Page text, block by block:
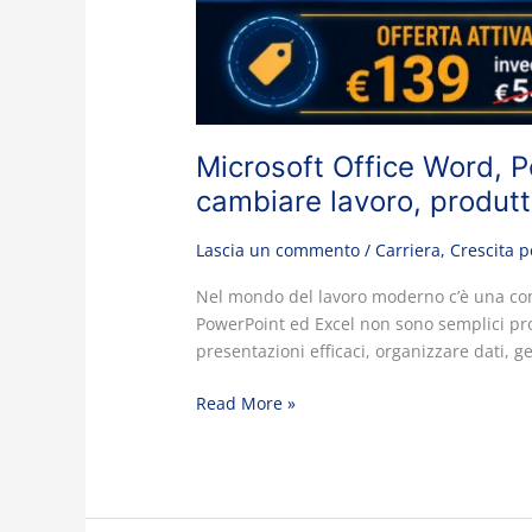
Microsoft Office Word,
cambiare lavoro,
Lascia un commento /Carriera,Crescita
Nel mondo del lavoro moderno c’è una
PowerPoint ed Excel non sono semplici
presentazioni efficaci, organizzare dati,
Read More »